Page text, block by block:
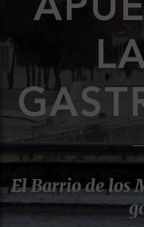
El Barrio de los